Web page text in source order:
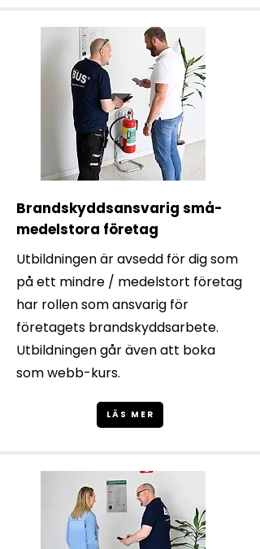
Brandskyddsansvarig små-
medelstora företag
Utbildningen är avsedd för dig som
på ett mindre / medelstort företag
har rollen som ansvarig för
företagets brandskyddsarbete.
Utbildningen går även att boka
som webb-kurs.
LÄS MER